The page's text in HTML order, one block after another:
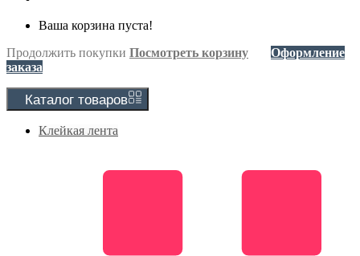
Ваша корзина пуста!
Продолжить покупки Посмотреть корзину
Оформление
заказа
Каталог товаров
Клейкая лента